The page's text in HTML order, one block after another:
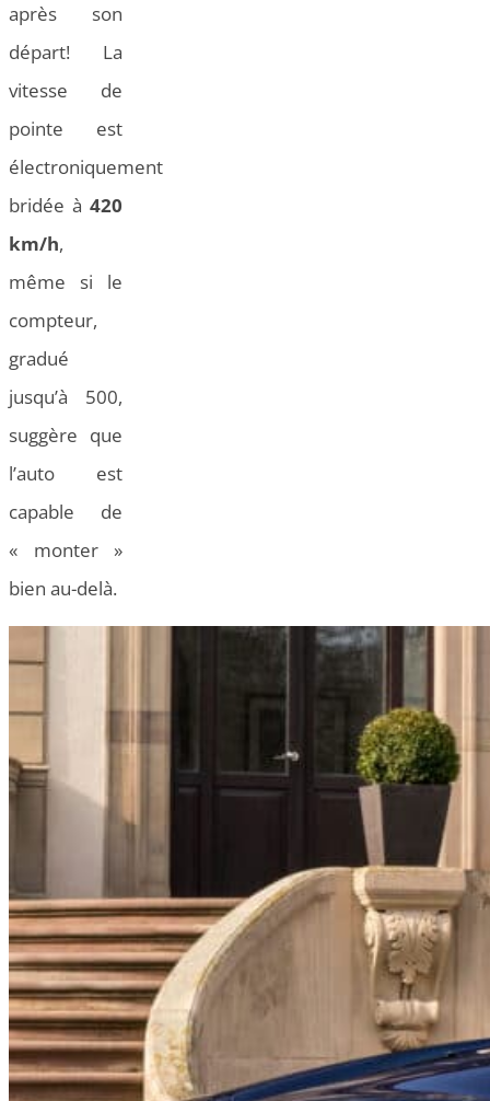
après son
départ! La
vitesse de
pointe est
électroniquement
bridée à 420
km/h,
même si le
compteur,
gradué
jusqu’à 500,
suggère que
l’auto est
capable de
« monter »
bien au-delà.